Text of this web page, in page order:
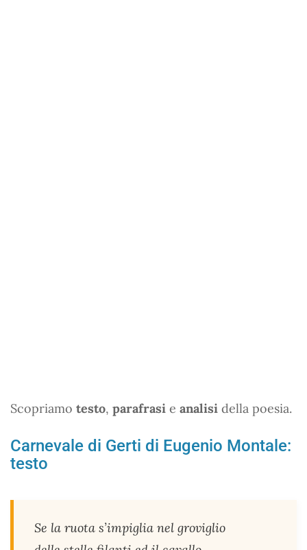
Scopriamo testo, parafrasi e analisi della poesia.
Carnevale di Gerti di Eugenio Montale:
testo
Se la ruota s’impiglia nel groviglio